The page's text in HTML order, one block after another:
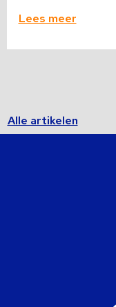
Lees meer
Alle artikelen